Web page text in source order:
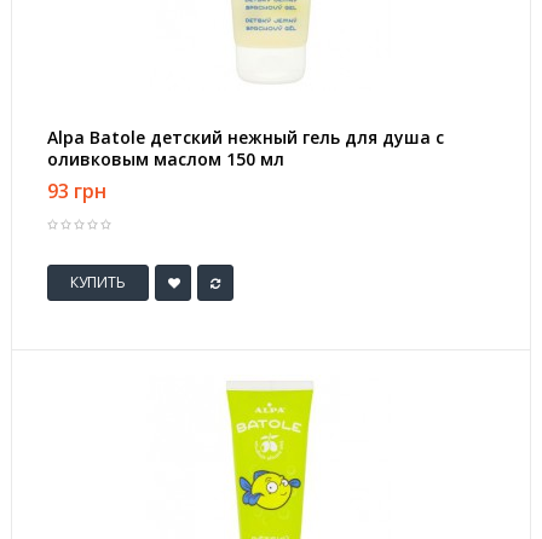
Alpa Batole детский нежный гель для душа с
оливковым маслом 150 мл
93 грн
КУПИТЬ